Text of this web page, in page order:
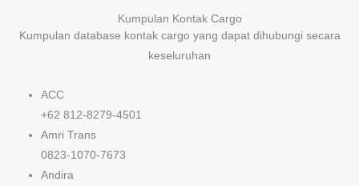
Kumpulan Kontak Cargo
Kumpulan database kontak cargo yang dapat dihubungi secara
keseluruhan
ACC
+62 812-8279-4501
Amri Trans
0823-1070-7673
Andira